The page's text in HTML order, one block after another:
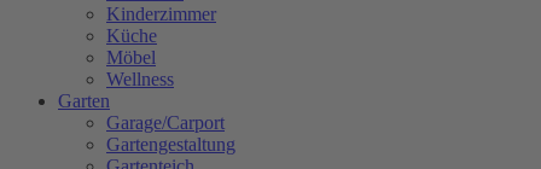
Kinderzimmer
Küche
Möbel
Wellness
Garten
Garage/Carport
Gartengestaltung